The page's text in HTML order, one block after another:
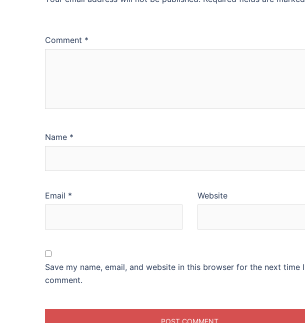
Comment *
Name *
Email * Website
Save my name, email, and website in this browser for the next time I
comment.